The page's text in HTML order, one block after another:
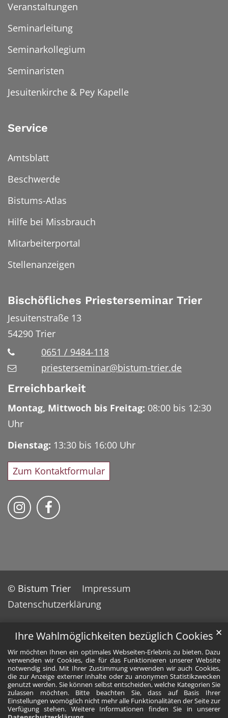
Ihre Wahlmöglichkeiten bezüglich Cookies
Wir möchten Ihnen ein optimales Webseiten-Erlebnis zu bieten. Dazu
verwenden wir Cookies, die für das Funktionieren unserer Website
notwendig sind. Mit Ihrer Zustimmung verwenden wir auch Cookies,
die zur Anzeige externer Inhalte oder zu anonymen Statistikzwecken
genutzt werden. Sie können selbst entscheiden, welche Kategorien Sie
zulassen möchten. Bitte beachten Sie, dass auf Basis Ihrer
Einstellungen womöglich nicht mehr alle Funktionalitäten der Seite zur
Verfügung stehen. Weitere Informationen finden Sie in unserer
✕
Veranstaltungen
Seminarleitung
Seminarkollegium
Seminaristen
Jesuitenkirche & Pey Kapelle
Service
Amtsblatt
Beschwerde
Bistums-Atlas
Hilfe bei Missbrauch
Mitarbeiterportal
Stellenanzeigen
Bischöfliches Priesterseminar Trier
Jesuitenstraße 13
54290 Trier
0651 / 9484-118
priesterseminar@bistum-trier.de
Erreichbarkeit
Montag, Mittwoch bis Freitag: 08:00 bis 12:30
Uhr
Dienstag: 13:30 bis 16:00 Uhr
Zum Kontaktformular
Bischöfliches Priesterseminar auf
Bischöfliches Priesterseminar auf
© Bistum Trier
Impressum
Datenschutzerklärung